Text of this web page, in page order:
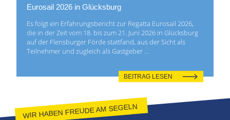
Eurosail 2026 in Glücksburg
Es folgt ein Erfahrungsbericht zur Regatta Eurosail 2026,
die in der Zeit vom 18. bis zum 21. Juni 2026 in Glücksburg
auf der Flensburger Förde stattfand, aus der Sicht als
Teilnehmer und zugleich als Gastgeber …
BEITRAG LESEN
WIR HABEN FREUDE AM SEGELN